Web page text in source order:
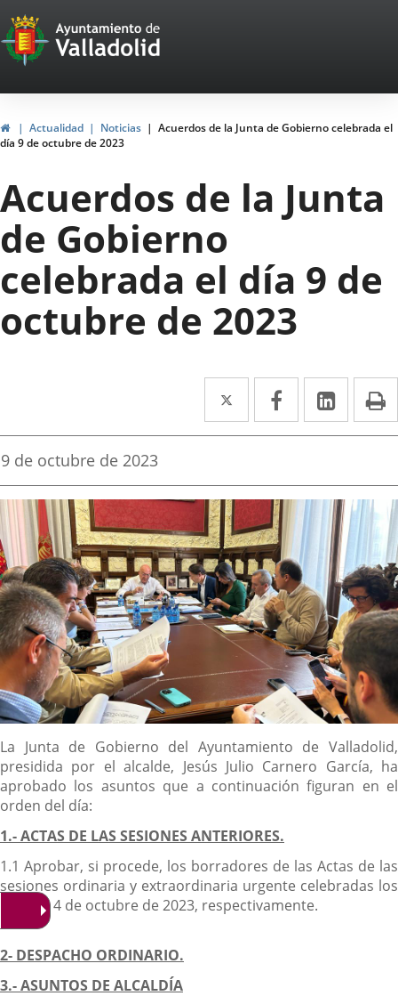
Portal
Web
del
Ayuntamiento
de
Valladolid
InicioActualidad Noticias
Acuerdos de la Junta de Gobierno celebrada el
día 9 de octubre de 2023
Acuerdos de la Junta
de Gobierno
celebrada el día 9 de
octubre de 2023
Twitter
Enlace
a
aplicación
externa.
Facebook
Enlace
a
aplicación
externa.
Enlace
a
Fecha
la
noticia
9 de octubre de 2023
Descripción
La Junta de Gobierno del Ayuntamiento de Valladolid,
presidida por el alcalde, Jesús Julio Carnero García, ha
aprobado los asuntos que a continuación figuran en el
orden del día:
1.- ACTAS DE LAS SESIONES ANTERIORES.
1.1 Aprobar, si procede, los borradores de las Actas de las
sesiones ordinaria y extraordinaria urgente celebradas los
días 3 y 4 de octubre de 2023, respectivamente.
2- DESPACHO ORDINARIO.
3.- ASUNTOS DE ALCALDÍA